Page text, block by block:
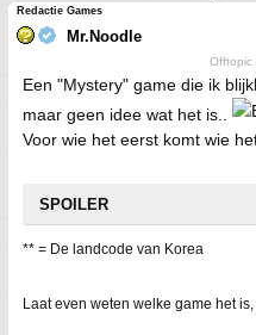
Redactie Games
Mr.Noodle
Offtopic
Een "Mystery" game die ik
maar geen idee wat het is..
Voor wie het eerst komt wie
SPOILER
** = De landcode van Korea
Laat even weten welke game het